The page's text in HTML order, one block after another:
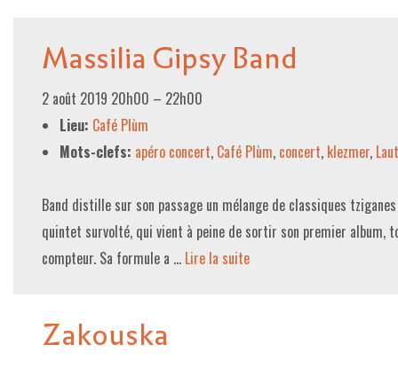
LA CARTE
NOS FOURNISSEUR·EUSE·S
LA LIBRAIRIE
UNE LIBRAIRIE INDÉPENDANTE
LES EXPOSITIONS
INFOS & ACCESSIBILITÉ
Massilia Gipsy Band
2 août 2019 20h00 – 22h00
Lieu: Café Plùm
Mots-clefs: apéro concert, Café Plùm, concert, klezmer,
Band distille sur son passage un mélange de classiques
quintet survolté, qui vient à peine de sortir son premier album,
compteur. Sa formule a … Lire la suite­­
Zakouska